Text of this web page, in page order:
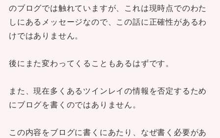
のブログでは触れていますが、これは現時点でのわた
しにあるメッセージなので、この話に正確性があるわ
けではありません。
後にまた変わってくることもあるはずです。
また、現在多くあるツインレイの情報を否定するため
にブログを書くのではありません。
この内容をブログに書くにあたり、なぜ書く必要があ